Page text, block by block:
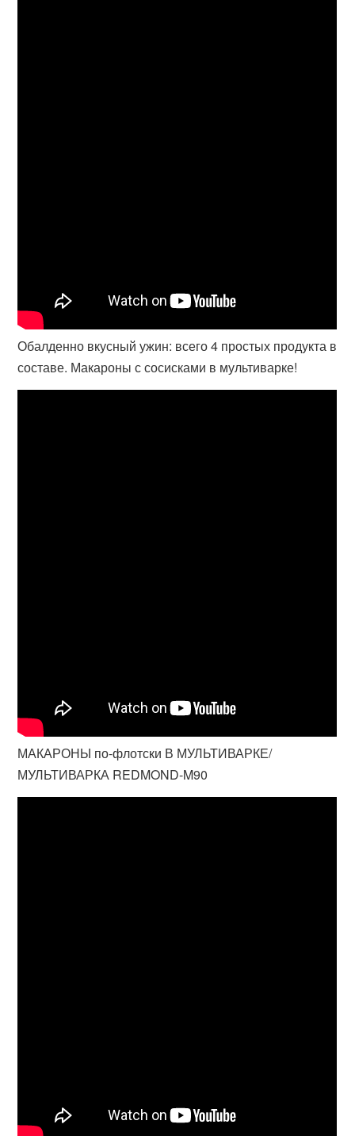
Обалденно вкусный ужин: всего 4 простых продукта в
составе. Макароны с сосисками в мультиварке!
МАКАРОНЫ по-флотски В МУЛЬТИВАРКЕ/
МУЛЬТИВАРКА REDMOND-M90